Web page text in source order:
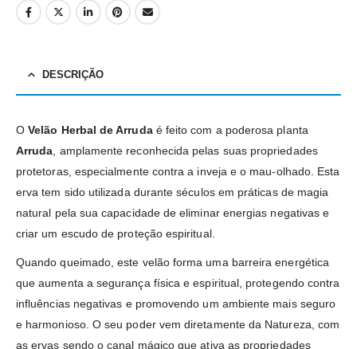
DESCRIÇÃO
OVelão Herbal de Arrudaé feito com a poderosa planta
Arruda , amplamente reconhecida pelas suas propriedades
protetoras, especialmente contra a inveja e o mau-olhado. Esta
erva tem sido utilizada durante séculos em práticas de magia
natural pela sua capacidade de eliminar energias negativas e
criar um escudo de proteção espiritual.
Quando queimado, este velão forma uma barreira energética
que aumenta a segurança física e espiritual, protegendo contra
influências negativas e promovendo um ambiente mais seguro
e harmonioso. O seu poder vem diretamente da Natureza, com
as ervas sendo o canal mágico que ativa as propriedades